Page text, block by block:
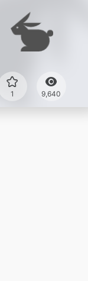
1 9,640